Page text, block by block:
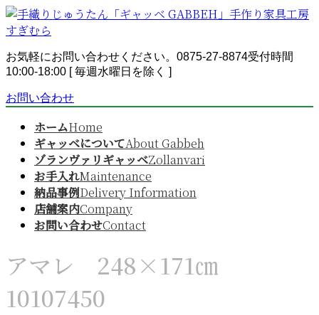
コ
ン
ン
ツ
ス
ナ
ビ
ー
シ
ン
お気軽にお問い合わせください。 0875-27-8874受付時間
10:00-18:00 [ 毎週水曜日を除く ]
お問い合わせ
ホームHome
ギャッベについてAbout Gabbeh
ゾランヴァリギャッベZollanvari
お手入れMaintenance
納品事例Delivery Information
店舗案内Company
お問い合わせContact
アマレ 248×171㎝
10107450